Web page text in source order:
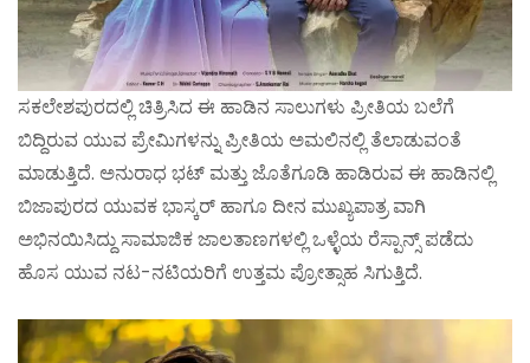
ಸಕಲೇಶಪುರದಲ್ಲಿ ಚಿತ್ರಿಸಿದ ಈ ಹಾಡಿನ ಸಾಲುಗಳು ಪ್ರೀತಿಯ ಬಲೆಗೆ
ಬಿದ್ದಿರುವ ಯುವ ಪ್ರೇಮಿಗಳನ್ನು ಪ್ರೀತಿಯ ಅಮಲಿನಲ್ಲಿ ತೆಲಾಡುವಂತೆ
ಮಾಡುತ್ತಿದೆ. ಅನುರಾಧ ಭಟ್ ಮತ್ತು ಜೊತೆಗೂಡಿ ಹಾಡಿರುವ ಈ ಹಾಡಿನಲ್ಲಿ
ಬಿಜಾಪುರದ ಯುವಕ ಭಾಸ್ಕರ್ ಹಾಗೂ ದೀನ ಮುಖ್ಯಪಾತ್ರ ವಾಗಿ
ಅಭಿನಯಿಸಿದ್ದು ಸಾಮಾಜಿಕ ಜಾಲತಾಣಗಳಲ್ಲಿ ಒಳ್ಳೆಯ ರೆಸ್ಪಾನ್ಸ್ ಪಡೆದು
ಹೊಸ ಯುವ ನಟ-ನಟಿಯರಿಗೆ ಉತ್ತಮ ಪ್ರೋತ್ಸಾಹ ಸಿಗುತ್ತಿದೆ.